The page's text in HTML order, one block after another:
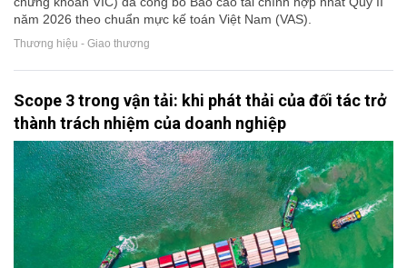
năm 2026 theo chuẩn mực kế toán Việt Nam (VAS).
Thương hiệu - Giao thương
Scope 3 trong vận tải: khi phát thải của đối tác trở
thành trách nhiệm của doanh nghiệp